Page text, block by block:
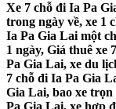
Xe 7 chỗ đi Ia Pa
trong ngày về, xe 1
Ia Pa Gia Lai một
1 ngày, Giá thuê xe
Pa Gia Lai, xe du
7 chỗ đi Ia Pa Gia
Gia Lai, bao xe